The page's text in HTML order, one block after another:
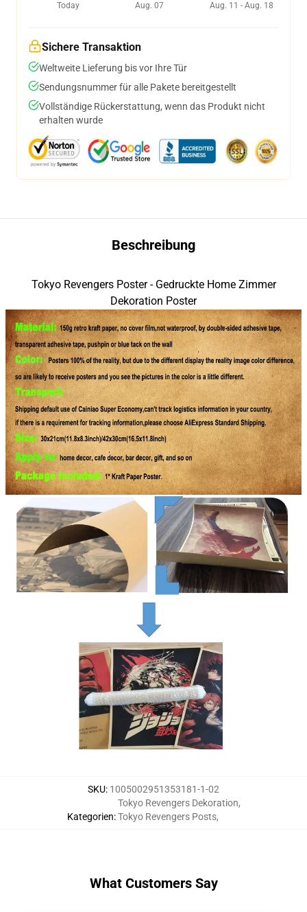
Today
Aug. 07
Aug. 11 - Aug. 18
Sichere Transaktion
Weltweite Lieferung bis vor Ihre Tür
Sendungsnummer für alle Pakete bereitgestellt
Vollständige Rückerstattung, wenn das Produkt nicht
erhalten wurde
Beschreibung
Tokyo Revengers Poster - Gedruckte Home Zimmer
Dekoration Poster
SKU: 1005002951353181-1-02
Kategorien:
Tokyo Revengers Dekoration,
Tokyo Revengers Posts,
What Customers Say